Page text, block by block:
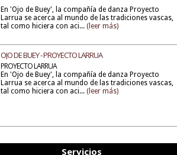
En 'Ojo de Buey', la compañía de danza Proyecto
Larrua se acerca al mundo de las tradiciones vascas,
tal como hiciera con aci...(leer más)
OJO DE BUEY - PROYECTO LARRUA
PROYECTO LARRUA
En 'Ojo de Buey', la compañía de danza Proyecto
Larrua se acerca al mundo de las tradiciones vascas,
tal como hiciera con aci...(leer más)
Servicios